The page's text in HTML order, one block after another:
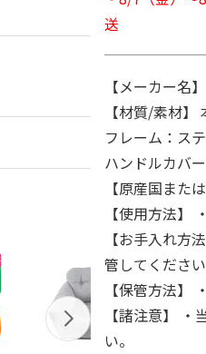
送
【メーカー名
【材質/素材
フレーム：ス
ハンドルカバ
【原産国また
【使用方法】
【お手入れ方
管してください
【保管方法】
【諸注意】
い。